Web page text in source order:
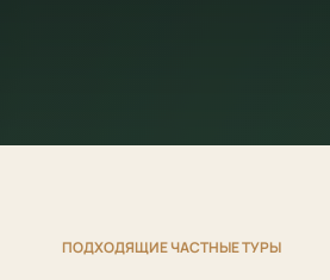
ПОДХОДЯЩИЕ ЧАСТНЫЕ ТУРЫ